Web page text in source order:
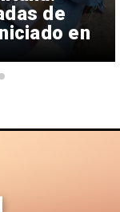
de
en